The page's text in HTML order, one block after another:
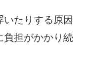
たりする原因
負担がかかり続